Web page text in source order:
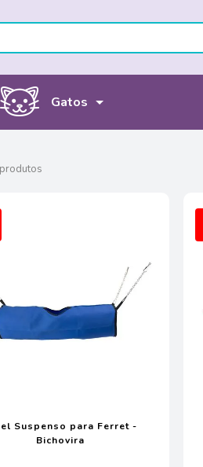
Gatos
Suspenso para Ferret -
Bichovira